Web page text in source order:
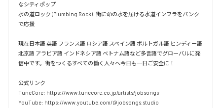
なシティポップ
水の道ロック (Plumbing Rock): 街に命の水を届ける水道インフラをパンク
で応援
現在日本語 英語 フランス語 ロシア語 スペイン語 ポルトガル語 ヒンディー語
北京語 アラビア語 インドネシア語 ベトナム語など多言語でグローバルに発
信中です。街をつくるすべての働く人々へ今日も一日ご安全に！
公式リンク
TuneCore: https://www.tunecore.co.jp/artists/jobsongs
YouTube: https://www.youtube.com/@jobsongs.studio